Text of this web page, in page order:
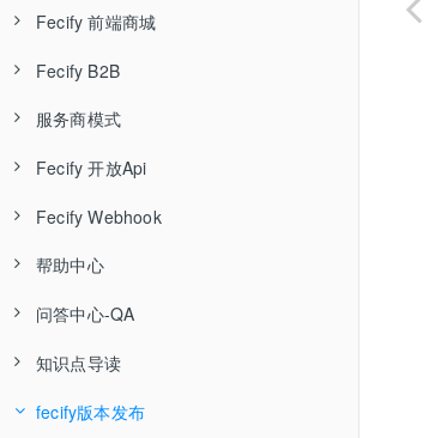
Fecify系统自启动配置
Fecify ssl
Fecify 宝塔中如何开启下载器
Fecify 安装，升级问题
Fecify 应用管理
Fecify 升级授权
Fecify 系统设置
Fecify 店铺防关联
Fecify 账户体系
Fecify 订单管理
Fecify 待处理订单
Fecify 待处理订单列表和导出
Fecify 订单取消
Fecify 订单收货
Fecify 发起订单售后
Fecify 未完成订单
Fecify 未完成订单列表
Fecify 订单召回邮件
Fecify 售后订单
Fecify 售后-退款退货
Fecify 商品管理
Fecify 商品管理
Fecify 商品专辑
Fecify 商品回收站
Fecify 商品导入导出
Fecify 顾客管理
Fecify 顾客列表
Fecify 顾客留言
Fecify 店铺管理
Fecify 店铺主题装修
Fecify 店铺装修详细
Fecify 菜单导航
Fecify 自定义页面
Fecify URL重定向
Fecify 折扣
Fecify 优惠券
Fecify 数据
Fecify 订单分析
Fecify 商品分析
Fecify 顾客统计
Fecify AI
Fecify AI智能体
Fecify 网站体检
Fecify 设置
Fecify 基础设置
Fecify 应用插件
重置超级账户密码
刷新全部缓存
修改商家端和服务端url后缀
系统params配置
Fecify 前端商城
商城下单流程
用户订单查询
Fecify B2B
Fecify B2B 最佳实践
Fecify B2B 最佳实践二
Fecify B2B如何设置菜单
服务商模式
服务商模式-介绍
服务商模式-服务端配置
服务商模式-套餐，应用，模板
服务商模式-店铺和商家用户
服务商模式-引导端
服务商模式-商家端
Fecify 开放Api
开放Api-开始
开放Api-基础
开放Api-上传图片
开放Api-得到语言列表
开放Api-得到货币列表
开放Api-商品
开放Api-商品-列表
开放Api-商品-详情
开放Api-商品专辑
开放Api-商品专辑-列表
开放Api-博客专辑
Fecify Webhook
关于 Webhook
商家端后台-配置webhook
Webhook-验签
Webhook-事件类型
帮助中心
Fecify 支付
支付配置-货到付款
支付配置-PayPal
cloudflare配置
关于cloudflare
Google Map Javascript ApiKey申请
问答中心-QA
关于fecify产品
如何防止店铺被关联？
知识点导读
跨境独立站神器 cloudflare
fecify版本发布